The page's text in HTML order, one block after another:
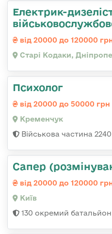
Електрик-
від 20000 до 120000
Старі Кодаки,
Психолог
від 20000 до 50000 грн
Кременчук
Військова частина
Сапер
від 20000 до 120000
Київ
130 окремий